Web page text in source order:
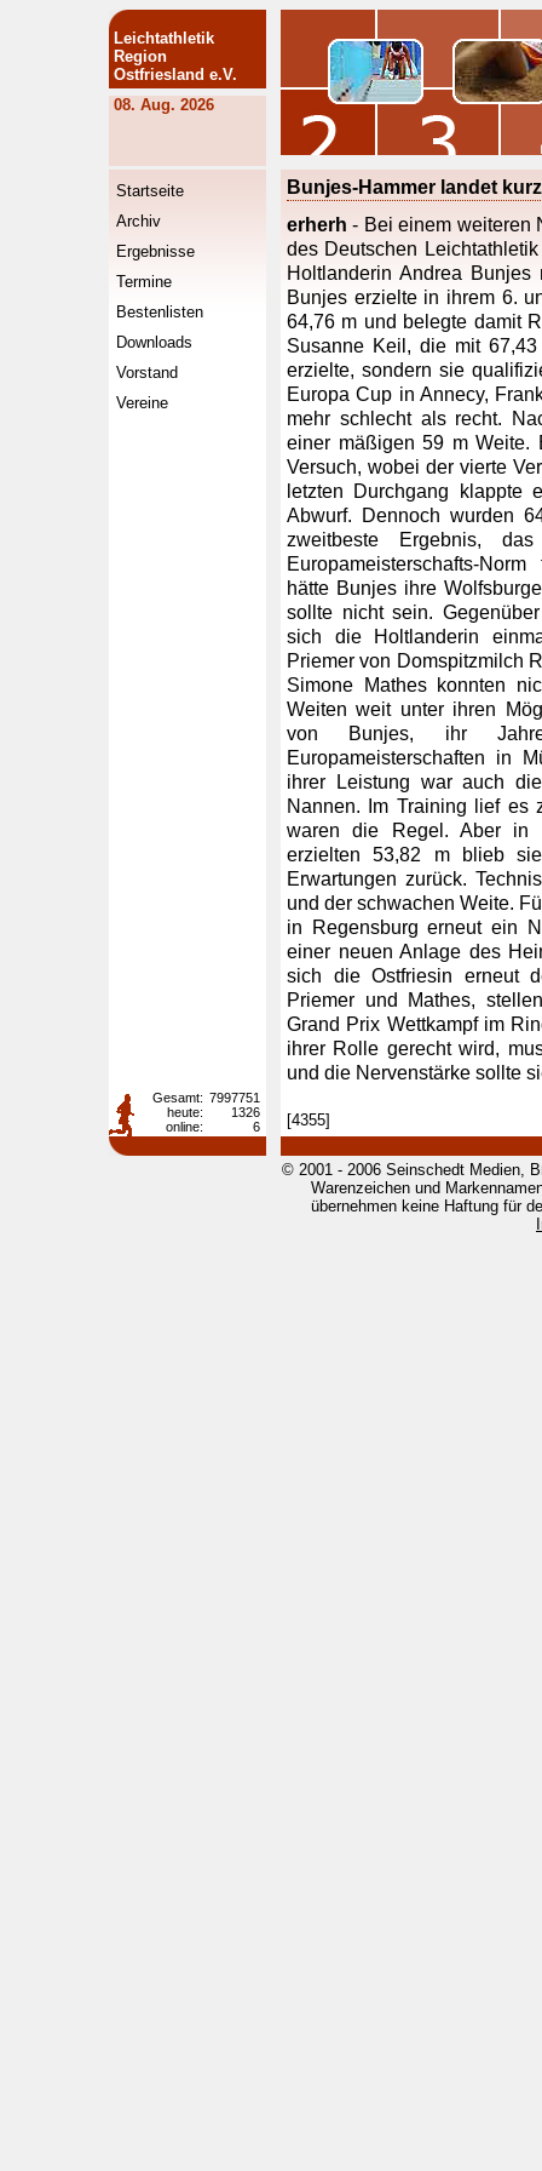
Leichtathletik
Region
Ostfriesland e.V.
08. Aug. 2026
Startseite
Archiv
Ergebnisse
Termine
Bestenlisten
Downloads
Vorstand
Vereine
Bunjes-Hammer landet
erherh - Bei einem weiteren
des Deutschen
Holtlanderin Andrea
Bunjes erzielte in ihrem 6.
64,76 m und belegte damit
Susanne Keil, die mit
erzielte, sondern sie
Europa Cup in Annecy,
mehr schlecht als recht.
einer mäßigen 59 m Weite.
Versuch, wobei der vierte
letzten Durchgang
Abwurf. Dennoch wurden
zweitbeste Ergebnis,
Europameisterschafts-
hätte Bunjes ihre
sollte nicht sein.
sich die Holtlanderin
Priemer von Domspitzmilch
Simone Mathes konnten
Weiten weit unter ihren
von Bunjes, ihr
Europameisterschaften in
ihrer Leistung war auch
Nannen. Im Training lief es
waren die Regel. Aber in
erzielten 53,82 m blieb
Erwartungen zurück.
und der schwachen Weite.
in Regensburg erneut ein
einer neuen Anlage des
sich die Ostfriesin erneut
Priemer und Mathes,
Grand Prix Wettkampf im
ihrer Rolle gerecht wird,
und die Nervenstärke sollte
[4355]
Gesamt: 7997751
heute:
1326
online:
6
© 2001 - 2006 Seinschedt Medien,
Warenzeichen und
übernehmen keine Haftung für